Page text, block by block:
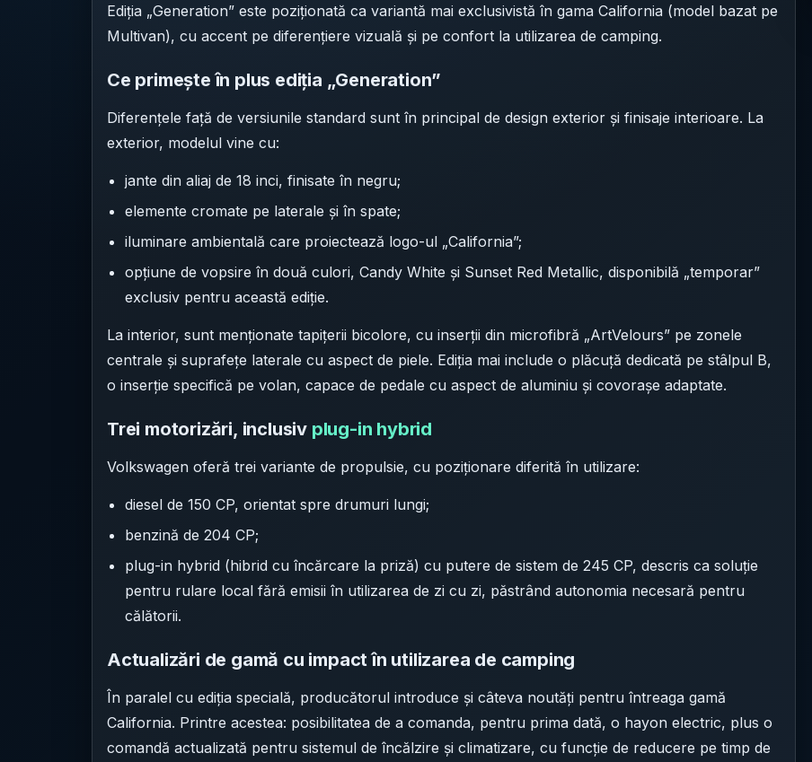
Ediția „Generation” este poziționată ca variantă mai exclusivistă în gama California (model bazat pe
Multivan), cu accent pe diferențiere vizuală și pe confort la utilizarea de camping.
Ce primește în plus ediția „Generation”
Diferențele față de versiunile standard sunt în principal de design exterior și finisaje interioare. La
exterior, modelul vine cu:
jante din aliaj de 18 inci, finisate în negru;
elemente cromate pe laterale și în spate;
iluminare ambientală care proiectează logo-ul „California”;
opțiune de vopsire în două culori, Candy White și Sunset Red Metallic, disponibilă „temporar”
exclusiv pentru această ediție.
La interior, sunt menționate tapițerii bicolore, cu inserții din microfibră „ArtVelours” pe zonele
centrale și suprafețe laterale cu aspect de piele. Ediția mai include o plăcuță dedicată pe stâlpul B,
o inserție specifică pe volan, capace de pedale cu aspect de aluminiu și covorașe adaptate.
Trei motorizări, inclusiv plug-in hybrid
Volkswagen oferă trei variante de propulsie, cu poziționare diferită în utilizare:
diesel de 150 CP, orientat spre drumuri lungi;
benzină de 204 CP;
plug-in hybrid (hibrid cu încărcare la priză) cu putere de sistem de 245 CP, descris ca soluție
pentru rulare local fără emisii în utilizarea de zi cu zi, păstrând autonomia necesară pentru
călătorii.
Actualizări de gamă cu impact în utilizarea de camping
În paralel cu ediția specială, producătorul introduce și câteva noutăți pentru întreaga gamă
California. Printre acestea: posibilitatea de a comanda, pentru prima dată, o hayon electric, plus o
comandă actualizată pentru sistemul de încălzire și climatizare, cu funcție de reducere pe timp de